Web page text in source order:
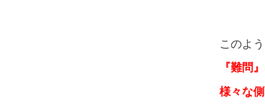
このよ
『難問
様々な